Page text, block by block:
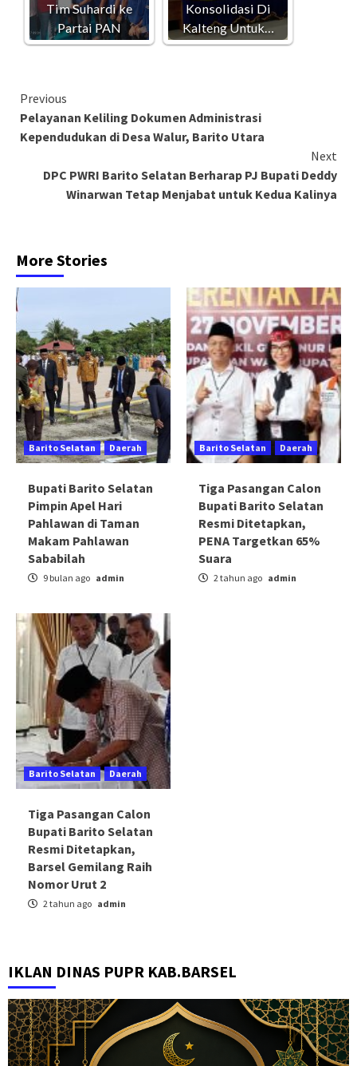
Tim Suhardi ke
Partai PAN
Konsolidasi Di
Kalteng Untuk…
Continue
Reading
Previous
Pelayanan Keliling Dokumen Administrasi
Kependudukan di Desa Walur, Barito Utara
Next
DPC PWRI Barito Selatan Berharap PJ Bupati Deddy
Winarwan Tetap Menjabat untuk Kedua Kalinya
More Stories
Barito Selatan Daerah
Bupati Barito Selatan
Pimpin Apel Hari
Pahlawan di Taman
Makam Pahlawan
Sababilah
9 bulan ago admin
Barito Selatan Daerah
Tiga Pasangan Calon
Bupati Barito Selatan
Resmi Ditetapkan,
PENA Targetkan 65%
Suara
2 tahun ago admin
Barito Selatan Daerah
Tiga Pasangan Calon
Bupati Barito Selatan
Resmi Ditetapkan,
Barsel Gemilang Raih
Nomor Urut 2
2 tahun ago admin
IKLAN DINAS PUPR KAB.BARSEL